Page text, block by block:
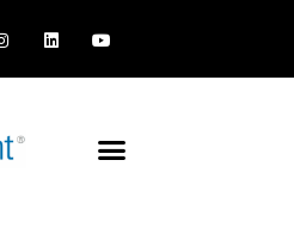
n
t
a
m
i
k
o
t